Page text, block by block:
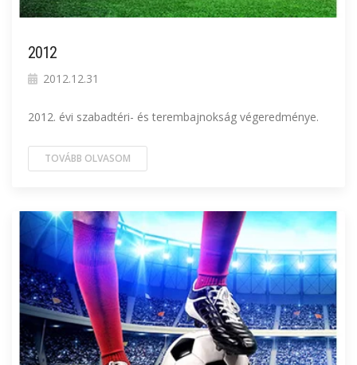
2012
2012.12.31
2012. évi szabadtéri- és terembajnokság végeredménye.
TOVÁBB OLVASOM